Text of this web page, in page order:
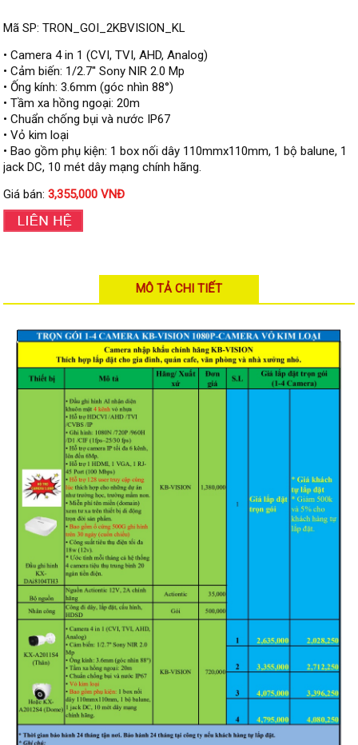
Đầu ghi KBVISION
Thiết bị chống trộm
Thiết bị chống trộm Paradox
Thiết bị Enforcer
access control
Khóa điện tử VIRO
Khóa điện tử KBVISION
LẮP ĐẶT CAMERA TRỌN GÓI
GIẢI PHÁP CAMERA AN NINH
GIẢI PHÁP GIÁM SÁT RA VÀO
GIẢI PHÁP NHỎ TRỌN GÓI
Hỗ trợ kỹ thuật
Hướng dẫn sử dụng
Tài liệu kỹ thuật
Mã SP: TRON_GOI_2KBVISION_KL
• Camera 4 in 1 (CVI, TVI, AHD, Analog)
• Cảm biến: 1/2.7'' Sony NIR 2.0 Mp
• Ống kính: 3.6mm (góc nhìn 88°)
• Tầm xa hồng ngoại: 20m
• Chuẩn chống bụi và nước IP67
• Vỏ kim loại
• Bao gồm phụ kiện: 1 box nối dây 110mmx110mm, 1 bộ balune, 1
jack DC, 10 mét dây mạng chính hãng.
Giá bán:3,355,000 VNĐ
MÔ TẢ CHI TIẾT